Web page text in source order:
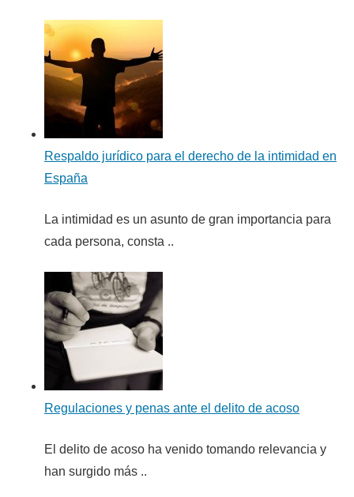
Respaldo jurídico para el derecho de la intimidad en
España
La intimidad es un asunto de gran importancia para
cada persona, consta ..
Regulaciones y penas ante el delito de acoso
El delito de acoso ha venido tomando relevancia y
han surgido más ..